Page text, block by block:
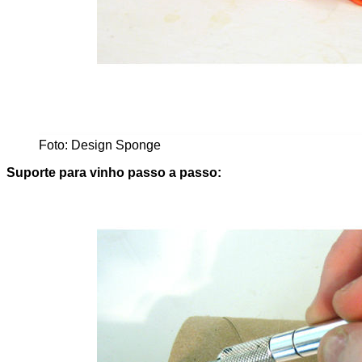
Foto: Design Sponge
Suporte para vinho passo a passo: